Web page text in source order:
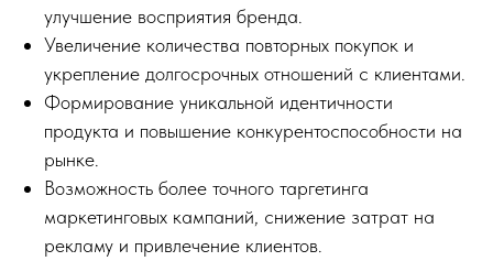
улучшение восприятия бренда.
Увеличение количества повторных покупок и
укрепление долгосрочных отношений с клиентами.
Формирование уникальной идентичности
продукта и повышение конкурентоспособности на
рынке.
Возможность более точного таргетинга
маркетинговых кампаний, снижение затрат на
рекламу и привлечение клиентов.